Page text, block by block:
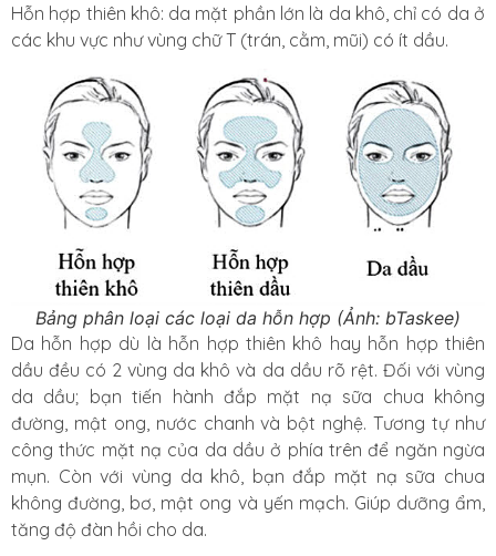
Hỗn hợp thiên khô: da mặt phần lớn là da khô, chỉ có da ở
các khu vực như vùng chữ T (trán, cằm, mũi) có ít dầu.
Bảng phân loại các loại da hỗn hợp (Ảnh: bTaskee)
Da hỗn hợp dù là hỗn hợp thiên khô hay hỗn hợp thiên
dầu đều có 2 vùng da khô và da dầu rõ rệt. Đối với vùng
da dầu; bạn tiến hành đắp mặt nạ sữa chua không
đường, mật ong, nước chanh và bột nghệ. Tương tự như
công thức mặt nạ của da dầu ở phía trên để ngăn ngừa
mụn. Còn với vùng da khô, bạn đắp mặt nạ sữa chua
không đường, bơ, mật ong và yến mạch. Giúp dưỡng ẩm,
tăng độ đàn hồi cho da.